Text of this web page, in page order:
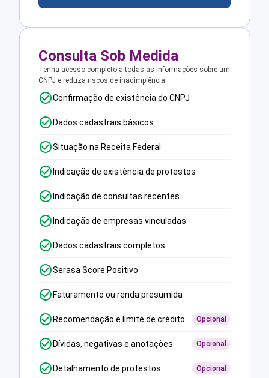
Consulta Sob Medida
Tenha acesso completo a todas as informações sobre um
CNPJ e reduza riscos de inadimplência.
Confirmação de existência do CNPJ
Dados cadastrais básicos
Situação na Receita Federal
Indicação de existência de protestos
Indicação de consultas recentes
Indicação de empresas vinculadas
Dados cadastrais completos
Serasa Score Positivo
Faturamento ou renda presumida
Recomendação e limite de crédito Opcional
Dívidas, negativas e anotações Opcional
Detalhamento de protestos Opcional